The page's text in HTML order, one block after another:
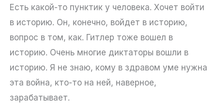
Есть какой-то пунктик у человека. Хочет войти
в историю. Он, конечно, войдет в историю,
вопрос в том, как. Гитлер тоже вошел в
историю. Очень многие диктаторы вошли в
историю. Я не знаю, кому в здравом уме нужна
эта война, кто-то на ней, наверное,
зарабатывает.